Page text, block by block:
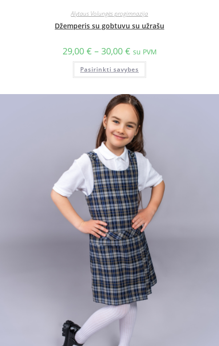
Alytaus Volungės progimnazija
Džemperis su gobtuvu su užrašu
29,00 € – 30,00 € su PVM
Pasirinkti savybes